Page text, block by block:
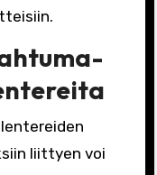
liittyen voi